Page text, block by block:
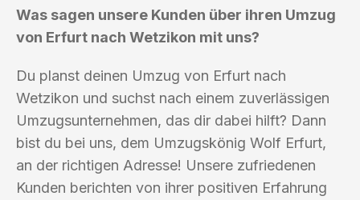
Was sagen unsere Kunden über ihren Umzug
von Erfurt nach Wetzikon mit uns?
Du planst deinen Umzug von Erfurt nach
Wetzikon und suchst nach einem zuverlässigen
Umzugsunternehmen, das dir dabei hilft? Dann
bist du bei uns, dem Umzugskönig Wolf Erfurt,
an der richtigen Adresse! Unsere zufriedenen
Kunden berichten von ihrer positiven Erfahrung